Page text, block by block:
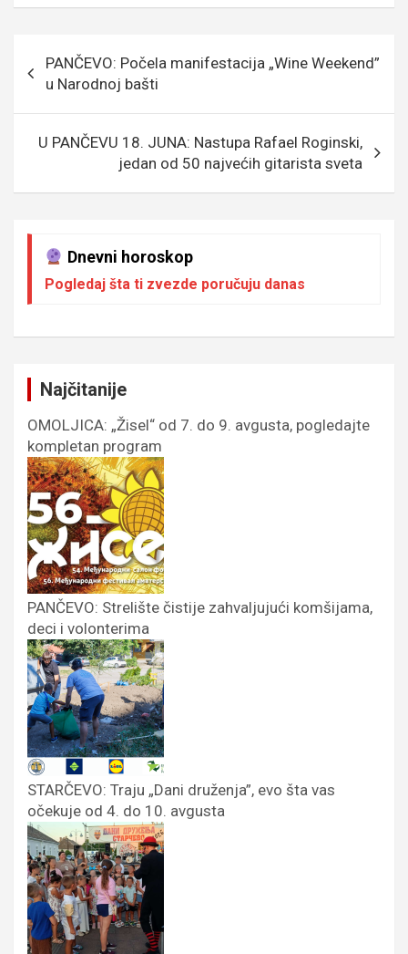
ce
o
o
k
tt ail s
g
e
se
n
g
er
er at
A
p
p
p
Кретање
чланка
PANČEVO: Počela manifestacija „Wine Weekend”
u Narodnoj bašti
U PANČEVU 18. JUNA: Nastupa Rafael Roginski,
jedan od 50 najvećih gitarista sveta
Dnevni horoskop
Pogledaj šta ti zvezde poručuju danas
Najčitanije
OMOLJICA: „Žisel“ od 7. do 9. avgusta, pogledajte
kompletan program
PANČEVO: Strelište čistije zahvaljujući komšijama,
deci i volonterima
STARČEVO: Traju „Dani druženja”, evo šta vas
očekuje od 4. do 10. avgusta